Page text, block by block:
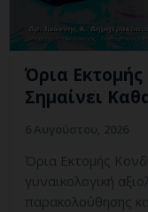
Όρια
Σημαίνει
Όρια Εκτομής
γυναικολογική
παρακολούθησης